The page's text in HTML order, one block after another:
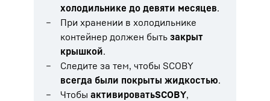
холодильнике до девяти месяцев.
При хранении в холодильнике
контейнер должен быть закрыт
крышкой.
Следите за тем, чтобы SCOBY
всегда были покрыты жидкостью.
Чтобы активироватьSCOBY,